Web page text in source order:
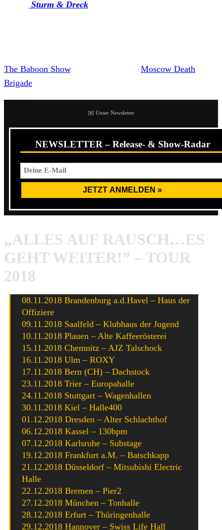
Sturm & Dreck
The Baboon Show, Terrorgruppe und Moscow Death
Brigade
✉️ Unser Newsletter
NEWSLETTER – Release- & Show-Radar
„ALLES AUF RAUSCH…ES
GEHT WEITER!” – TOUR
2018
08.11.2018 Brandenburg a.d.Havel – Haus der
Offiziere
09.11.2018 Saalfeld – Klubhaus der Jugend
10.11.2018 Plauen – Alte Kaffeerösterei
15.11.2018 Chemnitz – AJZ Talschock
16.11.2018 Ulm – ROXY
17.11.2018 Bern (CH) – Dachstock
23.11.2018 Trier – Europahalle
24.11.2018 Stuttgart – Wagenhallen
30.11.2018 Kiel – Halle400
01.12.2018 Dresden – Alter Schlachthof
06.12.2018 Kassel – 130bpm
07.12.2018 Karlsruhe – Substage
19.12.2018 Frankfurt a.M. – Batschkapp
21.12.2018 Düsseldorf – Mitsubishi Electric
Halle
22.12.2018 Bremen – Pier2
27.12.2018 München – Tonhalle
28.12.2018 Erfurt – Thüringenhalle
29.12.2018 Hannover – Swiss Life Hall